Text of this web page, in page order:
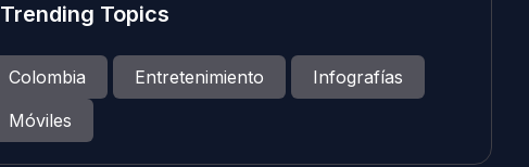
Trending Topics
Colombia Entretenimiento
Infografías
Móviles